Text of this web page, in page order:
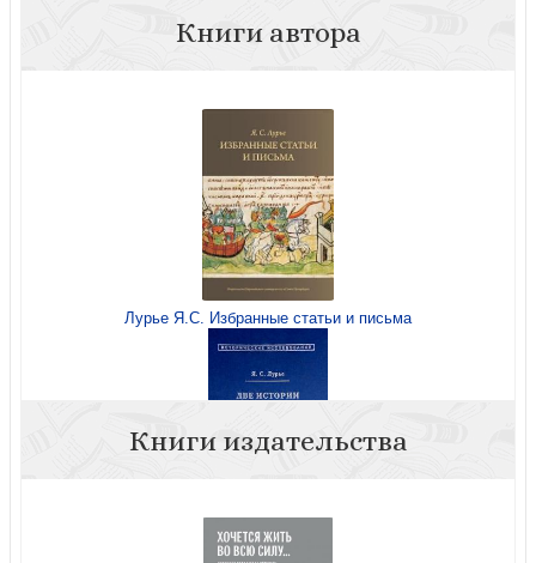
Книги автора
Лурье Я.С. Избранные статьи и письма
Лурье Я.С. Две истории Руси XV века
Книги издательства